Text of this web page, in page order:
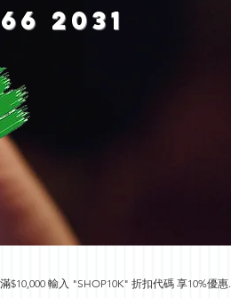
2031
$10,000 輸入 "SHOP10K" 折扣代碼 享10%優惠.